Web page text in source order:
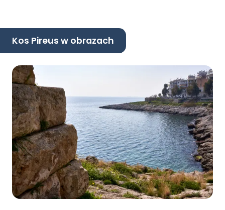
Kos Pireus w obrazach